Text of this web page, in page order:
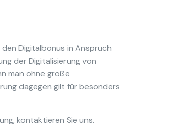
Digitalbonus in Anspruch
der Digitalisierung von
man ohne große
dagegen gilt für besonders
kontaktieren Sie uns.